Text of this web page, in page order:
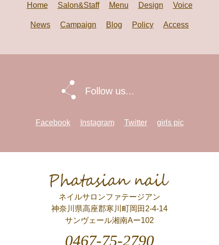
Home Salon&Staff Menu Design Voice
News Campaign Blog Policy Access
Follow us...
Facebook Instagram Twitter girls pic
Phatasian nail
ネイルサロンファテージアン
神奈川県高座郡寒川町岡田2-4-14
サンヴェール湘南Aー102
0467-75-2790